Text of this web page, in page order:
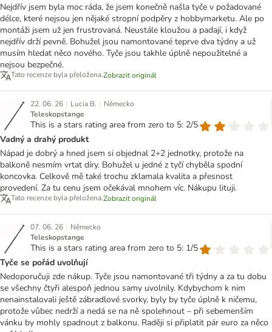
Nejdřív jsem byla moc ráda, že jsem konečně našla tyče v požadované
délce, které nejsou jen nějaké stropní podpěry z hobbymarketu. Ale po
montáži jsem už jen frustrovaná. Neustále kloužou a padají, i když
nejdřív drží pevně. Bohužel jsou namontované teprve dva týdny a už
musím hledat něco nového. Tyče jsou takhle úplně nepoužitelné a
nejsou bezpečné.
Tato recenze byla přeložena.Zobrazit originál
22. 06. 26 | Lucia B. | Německo
Teleskopstange
This is a stars rating area from zero to 5: 2/5
Vadný a drahý produkt
Nápad je dobrý a hned jsem si objednal 2+2 jednotky, protože na
balkoně nesmím vrtat díry. Bohužel u jedné z tyčí chyběla spodní
koncovka. Celkově mě také trochu zklamala kvalita a přesnost
provedení. Za tu cenu jsem očekával mnohem víc. Nákupu lituji.
Tato recenze byla přeložena.Zobrazit originál
07. 06. 26 | Německo
Teleskopstange
This is a stars rating area from zero to 5: 1/5
Tyče se pořád uvolňují
Nedoporučuji zde nákup. Tyče jsou namontované tři týdny a za tu dobu
se všechny čtyři alespoň jednou samy uvolnily. Kdybychom k nim
nenainstalovali ještě zábradlové svorky, byly by tyče úplně k ničemu,
protože vůbec nedrží a nedá se na ně spolehnout – při sebemenším
vánku by mohly spadnout z balkonu. Raději si připlatit pár euro za něco